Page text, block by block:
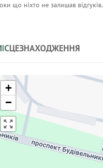
що ніхто не залишав відгуків.
ІСЦЕЗНАХОДЖЕННЯ
+
−